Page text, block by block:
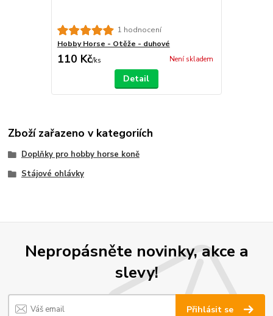
1 hodnocení
Hobby Horse - Otěže - duhové
110 Kč/ks Není skladem
Detail
Zboží zařazeno v kategoriích
Doplňky pro hobby horse koně
Stájové ohlávky
Nepropásněte novinky, akce a
slevy!
Přihlásit se